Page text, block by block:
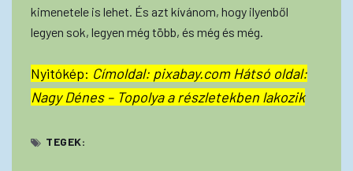
kimenetele is lehet. És azt kívánom, hogy ilyenből
legyen sok, legyen még több, és még és még.
Nyitókép: Címoldal: pixabay.com Hátsó oldal:
Nagy Dénes – Topolya a részletekben lakozik
TEGEK: